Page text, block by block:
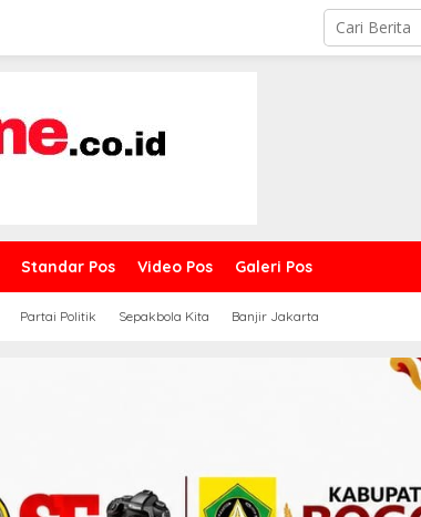
Standar Pos Video Pos Galeri Pos
Partai Politik Sepakbola Kita Banjir Jakarta